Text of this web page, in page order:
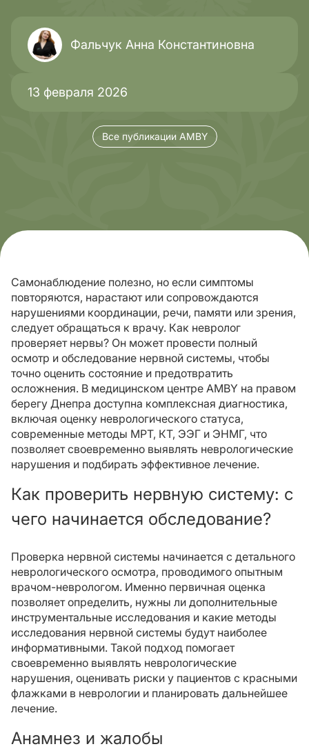
Фальчук Анна Константиновна
13 февраля 2026
Все публикации AMBY
Самонаблюдение полезно, но если симптомы
повторяются, нарастают или сопровождаются
нарушениями координации, речи, памяти или зрения,
следует обращаться к врачу. Как невролог
проверяет нервы? Он может провести полный
осмотр и обследование нервной системы, чтобы
точно оценить состояние и предотвратить
осложнения. В медицинском центре AMBY на правом
берегу Днепра доступна комплексная диагностика,
включая оценку неврологического статуса,
современные методы МРТ, КТ, ЭЭГ и ЭНМГ, что
позволяет своевременно выявлять неврологические
нарушения и подбирать эффективное лечение.
Как проверить нервную систему: с
чего начинается обследование?
Проверка нервной системы начинается с детального
неврологического осмотра, проводимого опытным
врачом-неврологом. Именно первичная оценка
позволяет определить, нужны ли дополнительные
инструментальные исследования и какие методы
исследования нервной системы будут наиболее
информативными. Такой подход помогает
своевременно выявлять неврологические
нарушения, оценивать риски у пациентов с красными
флажками в неврологии и планировать дальнейшее
лечение.
Анамнез и жалобы